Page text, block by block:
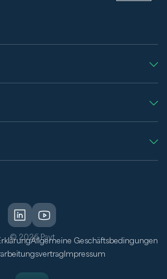
© 2026 Payt
Allgemeine Geschäftsbedingungen
Impressum